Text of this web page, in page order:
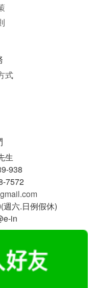
式
生
938
7572
六.日例假休)
in